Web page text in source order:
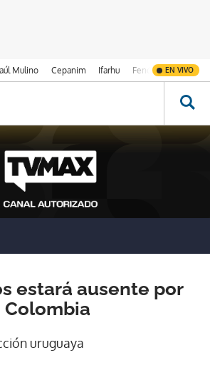
Mulino Cepanim Ifarhu Fenómeno de El
EN VIVO
estará ausente por
uruguaya